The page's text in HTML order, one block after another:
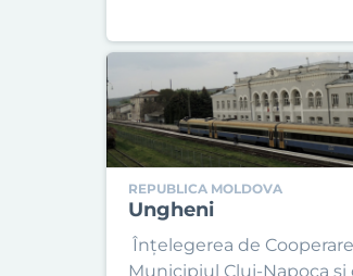
REPUBLICA MOLDOVA
Ungheni
Înțelegerea de
Municipiul Cluj-Napoca și